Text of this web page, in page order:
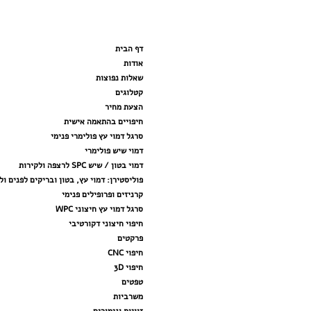
דף הבית
אודות
שאלות נפוצות
קטלוגים
הצעת מחיר
חיפויים בהתאמה אישית
סרגל דמוי עץ פולימרי פנימי
דמוי שיש פולימרי
דמוי בטון / שיש SPC לרצפה ולקירות
פוליסטירן: דמוי עץ, בטון ובריקים לפנים
קרניזים ופרופילים פנימי
סרגל דמוי עץ חיצוני WPC
חיפוי חיצוני דקורטיבי
פרקטים
חיפוי CNC
חיפוי 3D
טפטים
משרביות